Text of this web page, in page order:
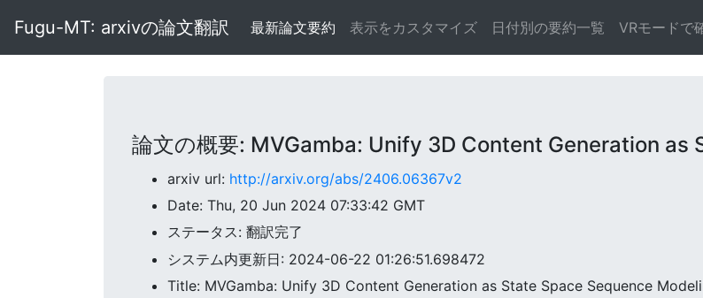
Fugu-MT: arxivの論文翻訳 最新論文要約 表示をカスタマイズ 日付別の要約一覧 VRモードで
論文の概要: MVGamba: Unify 3D Content Generation as
arxiv url: http://arxiv.org/abs/2406.06367v2
Date: Thu, 20 Jun 2024 07:33:42 GMT
ステータス: 翻訳完了
システム内更新日: 2024-06-22 01:26:51.698472
Title: MVGamba: Unify 3D Content Generation as State Space Sequence